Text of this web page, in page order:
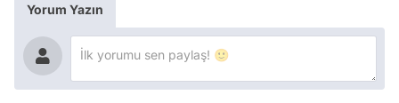
Yorum Yazın